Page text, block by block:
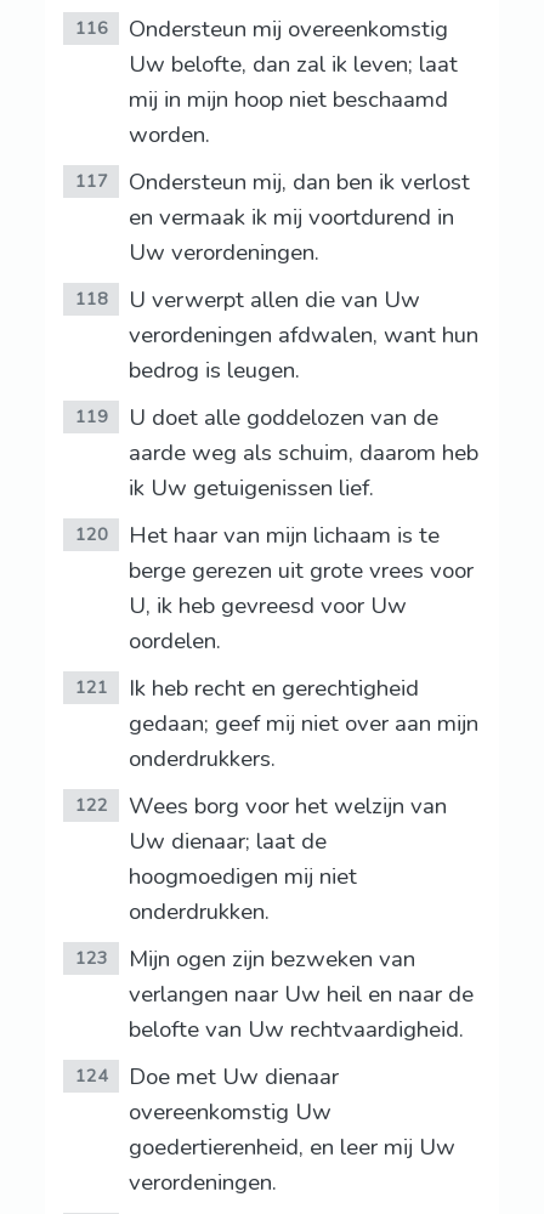
116
Ondersteun mij overeenkomstig
Uw belofte, dan zal ik leven; laat
mij in mijn hoop niet beschaamd
worden.
117
Ondersteun mij, dan ben ik verlost
en vermaak ik mij voortdurend in
Uw verordeningen.
118
U verwerpt allen die van Uw
verordeningen afdwalen, want hun
bedrog is leugen.
119
U doet alle goddelozen van de
aarde weg als schuim, daarom heb
ik Uw getuigenissen lief.
120
Het haar van mijn lichaam is te
berge gerezen uit grote vrees voor
U, ik heb gevreesd voor Uw
oordelen.
121
Ik heb recht en gerechtigheid
gedaan; geef mij niet over aan mijn
onderdrukkers.
122
Wees borg voor het welzijn van
Uw dienaar; laat de
hoogmoedigen mij niet
onderdrukken.
123
Mijn ogen zijn bezweken van
verlangen naar Uw heil en naar de
belofte van Uw rechtvaardigheid.
124
Doe met Uw dienaar
overeenkomstig Uw
goedertierenheid, en leer mij Uw
verordeningen.